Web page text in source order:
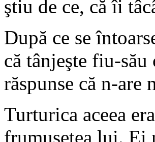
ştiu de ce, că îi
După ce se
că tânjeşte fiu-său
răspunse că n-are
Turturica aceea
frumuseţea lui. Ei